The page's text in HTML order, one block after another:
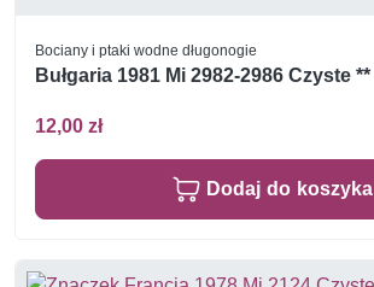
Bociany i ptaki wodne długonogie
Bułgaria 1981 Mi 2982-2986 Czyste **
12,00 zł
Dodaj do koszyka